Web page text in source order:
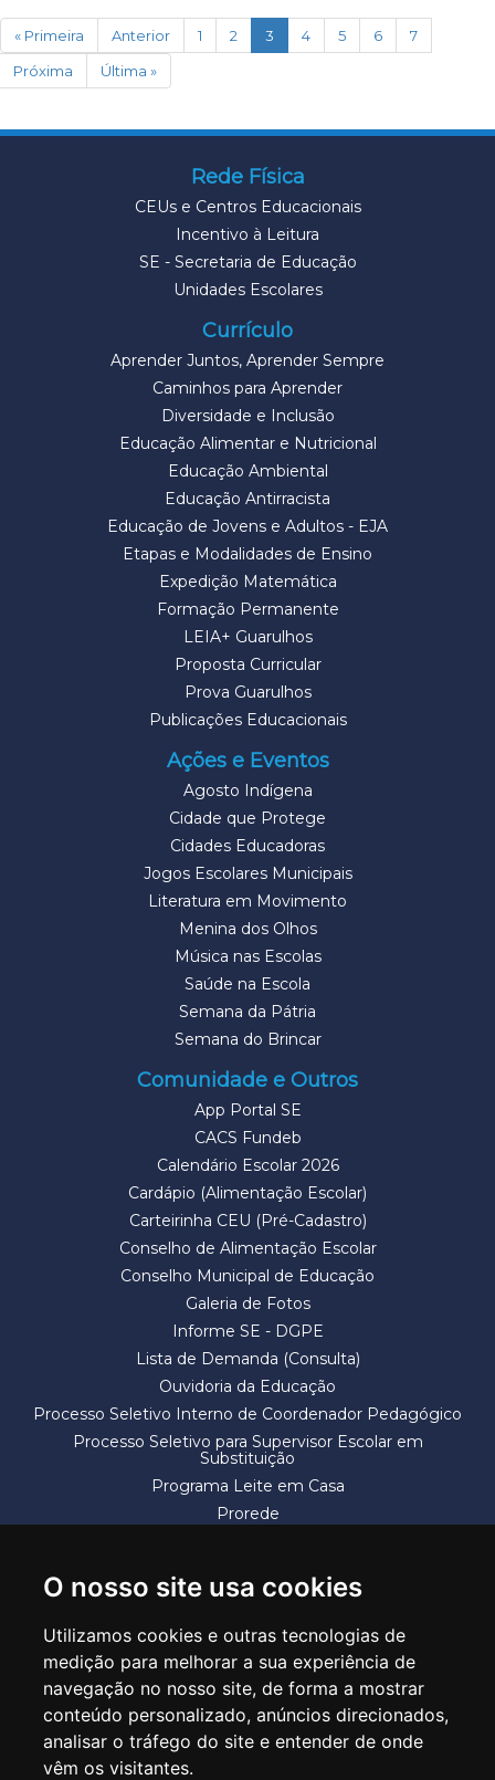
O nosso site usa cookies
Utilizamos cookies e outras tecnologias de
medição para melhorar a sua experiência de
navegação no nosso site, de forma a mostrar
conteúdo personalizado, anúncios direcionados,
analisar o tráfego do site e entender de onde
vêm os visitantes.
« Primeira Anterior 1 2 3 (current)
4 5 6
7
Próxima
Última »
Rede Física
CEUs e Centros Educacionais
Incentivo à Leitura
SE - Secretaria de Educação
Unidades Escolares
Currículo
Aprender Juntos, Aprender Sempre
Caminhos para Aprender
Diversidade e Inclusão
Educação Alimentar e Nutricional
Educação Ambiental
Educação Antirracista
Educação de Jovens e Adultos - EJA
Etapas e Modalidades de Ensino
Expedição Matemática
Formação Permanente
LEIA+ Guarulhos
Proposta Curricular
Prova Guarulhos
Publicações Educacionais
Ações e Eventos
Agosto Indígena
Cidade que Protege
Cidades Educadoras
Jogos Escolares Municipais
Literatura em Movimento
Menina dos Olhos
Música nas Escolas
Saúde na Escola
Semana da Pátria
Semana do Brincar
Comunidade e Outros
App Portal SE
CACS Fundeb
Calendário Escolar 2026
Cardápio (Alimentação Escolar)
Carteirinha CEU (Pré-Cadastro)
Conselho de Alimentação Escolar
Conselho Municipal de Educação
Galeria de Fotos
Informe SE - DGPE
Lista de Demanda (Consulta)
Ouvidoria da Educação
Processo Seletivo Interno de Coordenador Pedagógico
Processo Seletivo para Supervisor Escolar em
Substituição
Programa Leite em Casa
Prorede
SECRETARIA DE EDUCAÇÃO
Rua Claudino Barbosa, 313 - Macedo - Guarulhos/SP CEP 07113-040
Central de Atendimento: *55 11 2475-7300